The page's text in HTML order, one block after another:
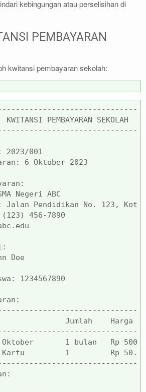
kebingungan atau perselisihan di
PEMBAYARAN
kwitansi pembayaran sekolah:
KWITANSI PEMBAYARAN SEKOLAH
2023/001
6 Oktober 2023
Negeri ABC
Jalan Pendidikan No. 123, Kota
456-7890
Doe
1234567890
Jumlah    Harga
Kartu         1         Rp